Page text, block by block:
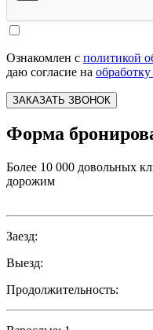
Ознакомлен с политикой
даю согласие на
ЗАКАЗАТЬ ЗВОНОК
Форма
Более 10 000 довольных
дорожим
Заезд:
Выезд:
Продолжительность: